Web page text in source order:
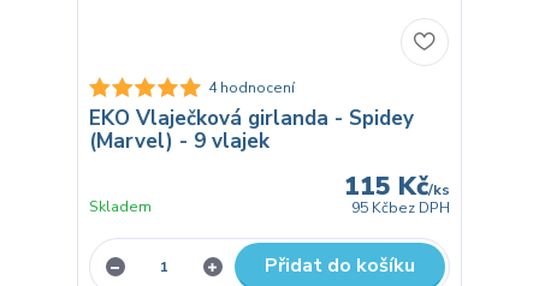
4 hodnocení
EKO Vlaječková girlanda - Spidey
(Marvel) - 9 vlajek
115 Kč/ks
95 Kčbez DPH
Skladem
Přidat do košíku